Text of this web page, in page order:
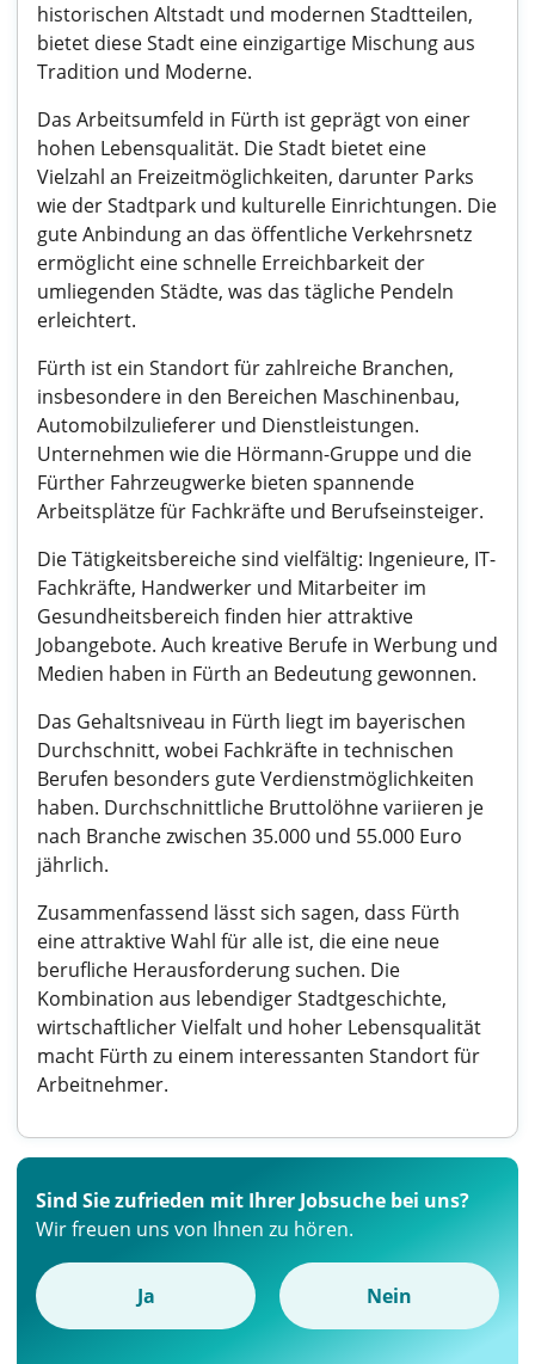
historischen Altstadt und modernen Stadtteilen,
bietet diese Stadt eine einzigartige Mischung aus
Tradition und Moderne.
Das Arbeitsumfeld in Fürth ist geprägt von einer
hohen Lebensqualität. Die Stadt bietet eine
Vielzahl an Freizeitmöglichkeiten, darunter Parks
wie der Stadtpark und kulturelle Einrichtungen. Die
gute Anbindung an das öffentliche Verkehrsnetz
ermöglicht eine schnelle Erreichbarkeit der
umliegenden Städte, was das tägliche Pendeln
erleichtert.
Fürth ist ein Standort für zahlreiche Branchen,
insbesondere in den Bereichen Maschinenbau,
Automobilzulieferer und Dienstleistungen.
Unternehmen wie die Hörmann-Gruppe und die
Fürther Fahrzeugwerke bieten spannende
Arbeitsplätze für Fachkräfte und Berufseinsteiger.
Die Tätigkeitsbereiche sind vielfältig: Ingenieure, IT-
Fachkräfte, Handwerker und Mitarbeiter im
Gesundheitsbereich finden hier attraktive
Jobangebote. Auch kreative Berufe in Werbung und
Medien haben in Fürth an Bedeutung gewonnen.
Das Gehaltsniveau in Fürth liegt im bayerischen
Durchschnitt, wobei Fachkräfte in technischen
Berufen besonders gute Verdienstmöglichkeiten
haben. Durchschnittliche Bruttolöhne variieren je
nach Branche zwischen 35.000 und 55.000 Euro
jährlich.
Zusammenfassend lässt sich sagen, dass Fürth
eine attraktive Wahl für alle ist, die eine neue
berufliche Herausforderung suchen. Die
Kombination aus lebendiger Stadtgeschichte,
wirtschaftlicher Vielfalt und hoher Lebensqualität
macht Fürth zu einem interessanten Standort für
Arbeitnehmer.
Sind Sie zufrieden mit Ihrer Jobsuche bei uns?
Wir freuen uns von Ihnen zu hören.
Ja Nein